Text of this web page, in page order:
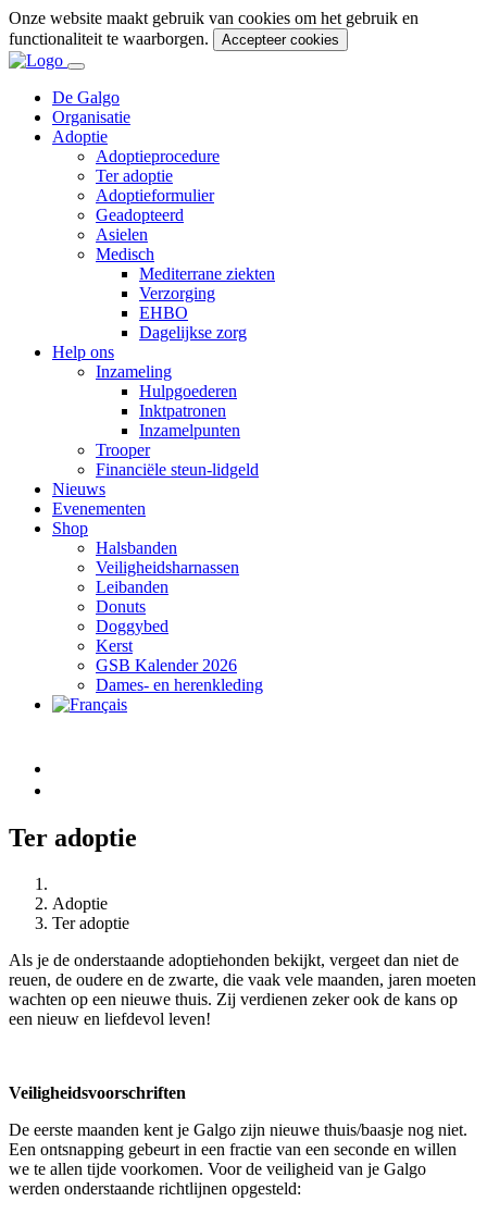
Onze website maakt gebruik van cookies om het gebruik en
functionaliteit te waarborgen.
Accepteer cookies
De Galgo
Organisatie
Adoptie
Adoptieprocedure
Ter adoptie
Adoptieformulier
Geadopteerd
Asielen
Medisch
Mediterrane ziekten
Verzorging
EHBO
Dagelijkse zorg
Help ons
Inzameling
Hulpgoederen
Inktpatronen
Inzamelpunten
Trooper
Financiële steun-lidgeld
Nieuws
Evenementen
Shop
Halsbanden
Veiligheidsharnassen
Leibanden
Donuts
Doggybed
Kerst
GSB Kalender 2026
Dames- en herenkleding
Ter adoptie
Adoptie
Ter adoptie
Als je de onderstaande adoptiehonden bekijkt, vergeet dan niet de
reuen, de oudere en de zwarte, die vaak vele maanden, jaren moeten
wachten op een nieuwe thuis. Zij verdienen zeker ook de kans op
een nieuw en liefdevol leven!
Veiligheidsvoorschriften
De eerste maanden kent je Galgo zijn nieuwe thuis/baasje nog niet.
Een ontsnapping gebeurt in een fractie van een seconde en willen
we te allen tijde voorkomen. Voor de veiligheid van je Galgo
werden onderstaande richtlijnen opgesteld: